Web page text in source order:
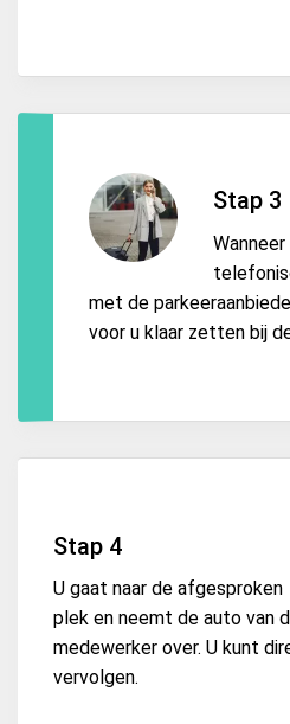
Stap 3
met de
voor u klaar zetten bij
Stap 4
U gaat naar de afgesproken
plek en neemt de auto van
medewerker over. U kunt
vervolgen.